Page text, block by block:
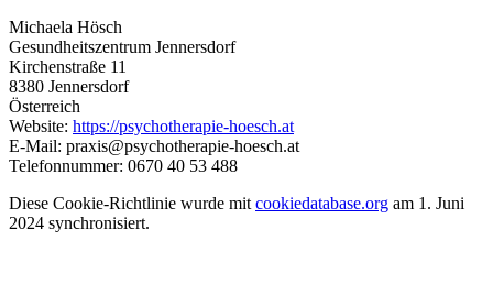
Michaela Hösch
Gesundheitszentrum Jennersdorf
Kirchenstraße 11
8380 Jennersdorf
Österreich
Website: https://psychotherapie-hoesch.at
E-Mail: praxis@psychotherapie-hoesch.at
Telefonnummer: 0670 40 53 488
Diese Cookie-Richtlinie wurde mit cookiedatabase.org am 1. Juni
2024 synchronisiert.